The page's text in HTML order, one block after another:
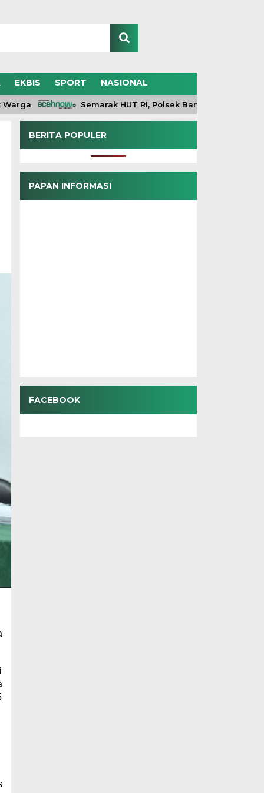
EKBIS SPORT NASIONAL
Semarak HUT RI, Polsek Bandar Bersama
BERITA POPULER
PAPAN INFORMASI
FACEBOOK